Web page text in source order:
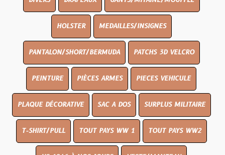
HOLSTER MEDAILLES/INSIGNES
PANTALON/SHORT/BERMUDA PATCHS 3D VELCRO
PEINTURE PIÈCES ARMES PIECES VEHICULE
PLAQUE DÉCORATIVE SAC A DOS SURPLUS MILITAIRE
T-SHIRT/PULL TOUT PAYS WW 1 TOUT PAYS WW2